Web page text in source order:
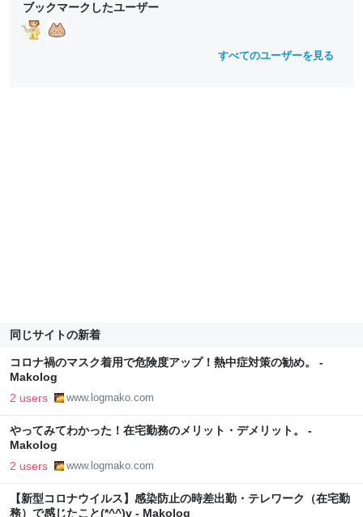
ll
o
w
ll
o
w
ブックマークしたユーザー
すべてのユーザーを見る
同じサイトの新着
コロナ禍のマスク着用で危険度アップ！熱中症対策の勧め。 -
Makolog
2 users www.logmako.com
やってみてわかった！在宅勤務のメリット・デメリット。 -
Makolog
2 users www.logmako.com
【新型コロナウイルス】感染防止の時差出勤・テレワーク（在宅勤
務）で感じたこと(*^^)v - Makolog